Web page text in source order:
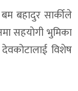
बहादुर सार्कीले
सहयाेगी भुमिका
देवकोटालाई विशेष